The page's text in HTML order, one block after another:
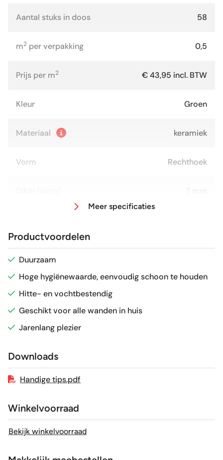
Aantal stuks in doos 58
m2 per verpakking 0,5
Prijs per m2 € 43,95 incl. BTW
Kleur Groen
Materiaal keramiek
Vorm Rechthoek
Glans / Mat Glans
Gerectificeerd Nee
Vorstbestendig
Meer specificaties
Productvoordelen
Duurzaam
Hoge hygiënewaarde, eenvoudig schoon te houden
Hitte- en vochtbestendig
Geschikt voor alle wanden in huis
Jarenlang plezier
Downloads
Handige tips.pdf
Winkelvoorraad
Bekijk winkelvoorraad